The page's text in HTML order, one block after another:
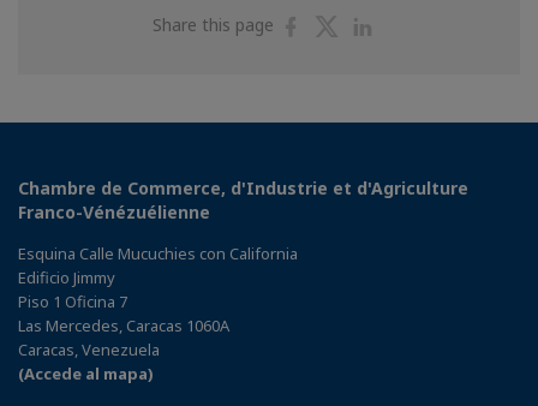
Share this page
ShareShare
Chambre de Commerce, d'Industrie et d'Agriculture
Franco-Vénézuélienne
Esquina Calle Mucuchies con California
Edificio Jimmy
Piso 1 Oficina 7
Las Mercedes, Caracas 1060A
Caracas, Venezuela
(Accede al mapa)